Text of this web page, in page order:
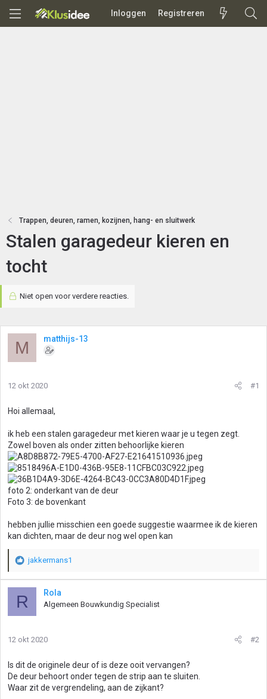
Inloggen Registreren
Trappen, deuren, ramen, kozijnen, hang- en sluitwerk
Stalen garagedeur kieren en
tocht
Niet open voor verdere reacties.
M matthijs-13
12 okt 2020 #1
Hoi allemaal,
ik heb een stalen garagedeur met kieren waar je u tegen zegt.
Zowel boven als onder zitten behoorlijke kieren
foto 2: onderkant van de deur
Foto 3: de bovenkant
hebben jullie misschien een goede suggestie waarmee ik de kieren
kan dichten, maar de deur nog wel open kan
W
a
d
e
i
g
n
:
jakkermans1
R Rola
Algemeen Bouwkundig Specialist
12 okt 2020 #2
Is dit de originele deur of is deze ooit vervangen?
De deur behoort onder tegen de strip aan te sluiten.
Waar zit de vergrendeling, aan de zijkant?